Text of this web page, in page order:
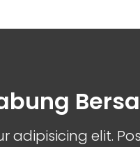
adipisicing elit.